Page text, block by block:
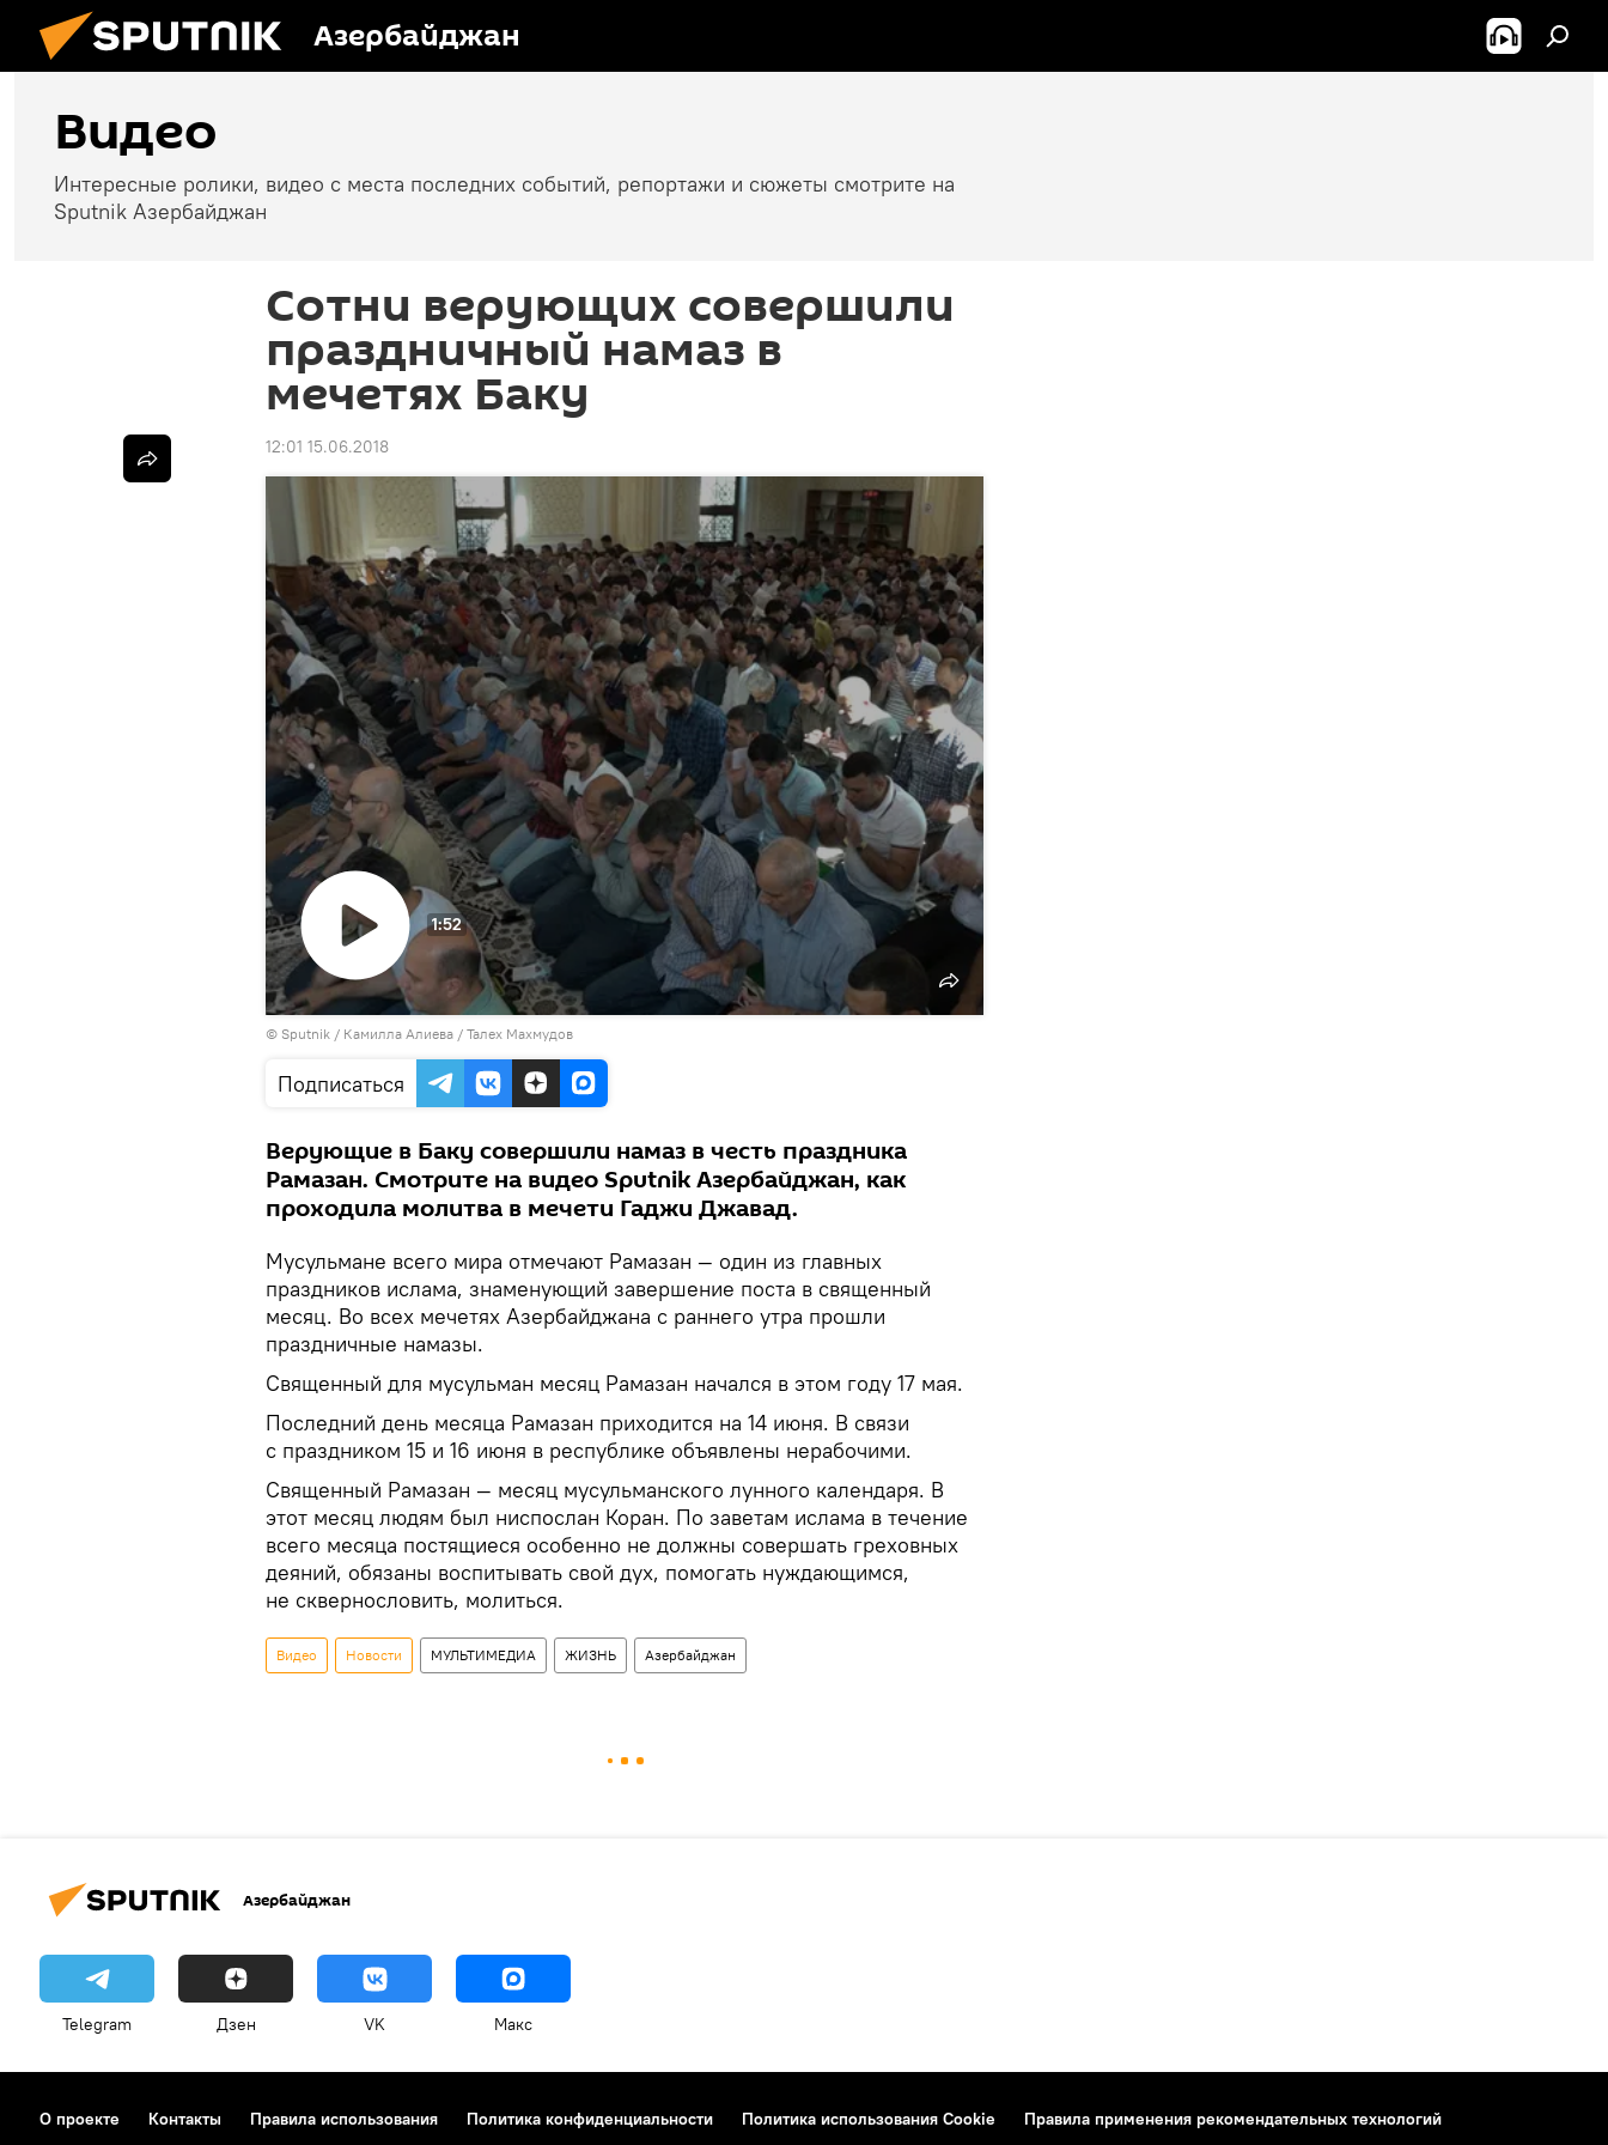
Азербайджан
Видео
Интересные ролики, видео с места последних событий, репортажи и сюжеты смотрите на
Sputnik Азербайджан
Сотни верующих совершили
праздничный намаз в
мечетях Баку
12:01 15.06.2018
Воспроизвести
видео
1:52
© Sputnik / Камилла Алиева / Талех Махмудов
Подписаться
Верующие в Баку совершили намаз в честь праздника
Рамазан. Смотрите на видео Sputnik Азербайджан, как
проходила молитва в мечети Гаджи Джавад.
Мусульмане всего мира отмечают Рамазан — один из главных
праздников ислама, знаменующий завершение поста в священный
месяц. Во всех мечетях Азербайджана с раннего утра прошли
праздничные намазы.
Священный для мусульман месяц Рамазан начался в этом году 17 мая.
Последний день месяца Рамазан приходится на 14 июня. В связи
с праздником 15 и 16 июня в республике объявлены нерабочими.
Священный Рамазан — месяц мусульманского лунного календаря. В
этот месяц людям был ниспослан Коран. По заветам ислама в течение
всего месяца постящиеся особенно не должны совершать греховных
деяний, обязаны воспитывать свой дух, помогать нуждающимся,
не сквернословить, молиться.
Видео Новости МУЛЬТИМЕДИА ЖИЗНЬ Азербайджан
Азербайджан
Telegram Дзен VK Макс
О проекте Контакты Правила использования Политика конфиденциальности Политика использования Cookie
Правила применения рекомендательных технологий